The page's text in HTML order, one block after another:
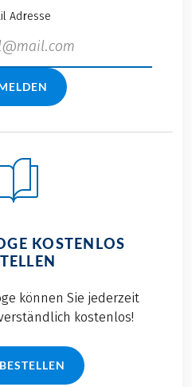
Adresse
KOSTENLOS
können Sie jederzeit
kostenlos!